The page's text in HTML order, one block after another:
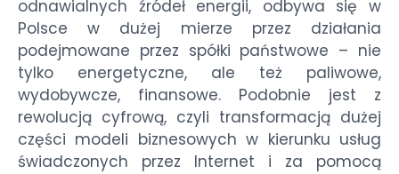
odnawialnych źródeł energii, odbywa się w
Polsce w dużej mierze przez działania
podejmowane przez spółki państwowe – nie
tylko energetyczne, ale też paliwowe,
wydobywcze, finansowe. Podobnie jest z
rewolucją cyfrową, czyli transformacją dużej
części modeli biznesowych w kierunku usług
świadczonych przez Internet i za pomocą